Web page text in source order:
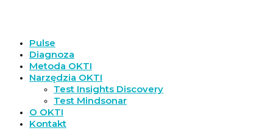
Pulse
Diagnoza
Metoda OKTI
Narzędzia OKTI
Test Insights Discovery
Test Mindsonar
O OKTI
Kontakt